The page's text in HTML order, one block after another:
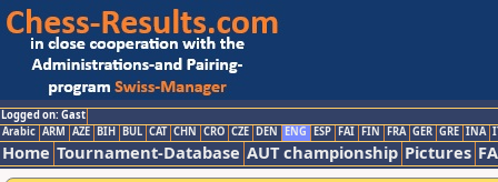
Logged on: Gast
Arabic ARM AZE BIH BUL CAT CHN CRO CZE DEN ENG ESP FAI FIN FRA GER GRE INA
Home Tournament-Database AUT championship Pictures